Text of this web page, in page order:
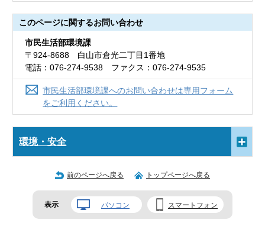
このページに関するお問い合わせ
市民生活部環境課
〒924-8688 白山市倉光二丁目1番地
電話：076-274-9538 ファクス：076-274-9535
市民生活部環境課へのお問い合わせは専用フォーム
をご利用ください。
環境・安全
前のページへ戻る トップページへ戻る
表示 パソコン スマートフォン